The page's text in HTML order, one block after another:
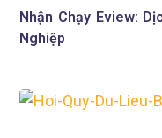
Nhận Chạy Eview:
Nghiệp